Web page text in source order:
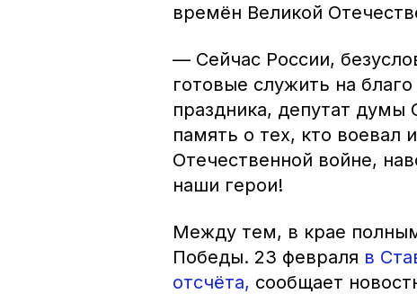
времён Великой
— Сейчас России,
готовые служить на
праздника, депутат
память о тех, кто воевал
Отечественной войне,
наши герои!
Между тем, в крае
Победы. 23 февраля в
отсчёта, сообщает